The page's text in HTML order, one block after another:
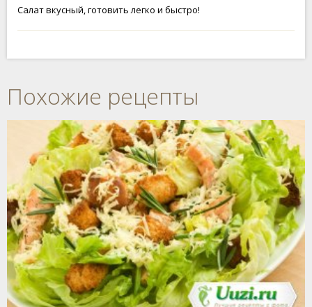
Салат вкусный, готовить легко и быстро!
Похожие рецепты